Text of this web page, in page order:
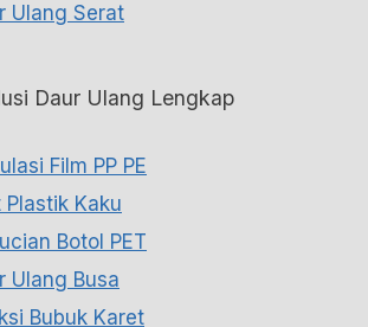
Ulang Serat
Daur Ulang Lengkap
Film PP PE
Plastik Kaku
Botol PET
Ulang Busa
Bubuk Karet